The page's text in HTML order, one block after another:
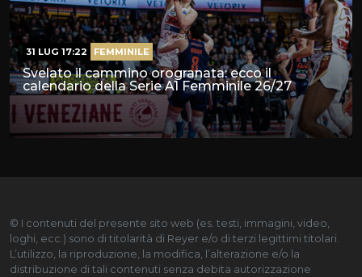
Svelato il cammino orogranata: ecco il
calendario della Serie A1 Femminile 26/27
31 LUG 17:22 FEMMINILE
© I contenuti del presente sito web (es. testi, immagini, video,
loghi, ecc.) sono di titolarità di Reyer e/o di terzi legittimi titolari.
L’utilizzo, la riproduzione, la modifica, l’alterazione e/o la
distribuzione di tali contenuti senza debita autorizzazione